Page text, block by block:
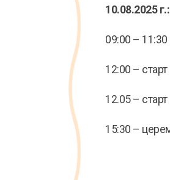
10.08.2025 г.:
09:00 – 11:30
12:00 –
12.05 –
15:30 –